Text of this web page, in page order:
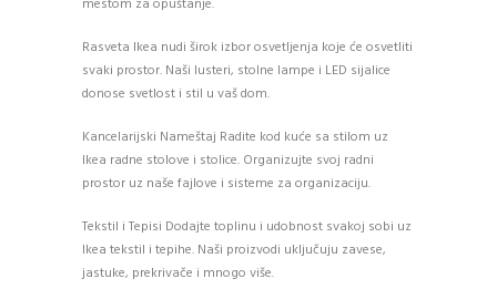
mestom za opuštanje.
Rasveta Ikea nudi širok izbor osvetljenja koje će osvetliti
svaki prostor. Naši lusteri, stolne lampe i LED sijalice
donose svetlost i stil u vaš dom.
Kancelarijski Nameštaj Radite kod kuće sa stilom uz
Ikea radne stolove i stolice. Organizujte svoj radni
prostor uz naše fajlove i sisteme za organizaciju.
Tekstil i Tepisi Dodajte toplinu i udobnost svakoj sobi uz
Ikea tekstil i tepihe. Naši proizvodi uključuju zavese,
jastuke, prekrivače i mnogo više.